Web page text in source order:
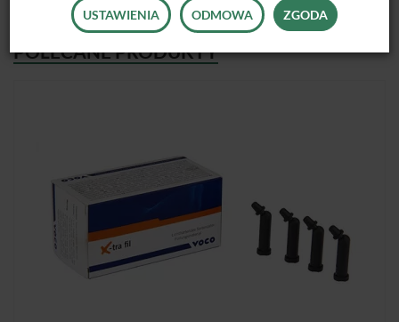
POLECANE PRODUKTY
USTAWIENIA ODMOWA ZGODA